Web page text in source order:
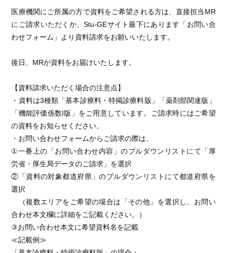
医療機関にご所属の方で資料をご希望される方は、直接担当MR
にご請求いただくか、Stu-GEサイト最下にあります「お問い合
わせフォーム」より資料請求をお願いいたします。
後日、MRが資料をお届けいたします。
【資料請求いただく場合の注意点】
・資料は3種類「基本診療料・特掲診療料版」「薬剤部関連版」
「機能評価係数I版」をご用意しています。ご請求時にはご希望
の資料をお知らせください。
・お問い合わせフォームからご請求の際は、
①一番上の「お問い合わせ内容」のプルダウンリストにて「厚
労省・厚生局データのご請求」を選択
②「資料の対象都道府県」のプルダウンリストにて都道府県を
選択
（複数エリアをご希望の場合は「その他」を選択し、お問い
合わせ本文欄に詳細をご記載ください。）
③お問い合わせ本文に希望資料名を記載
≪記載例≫